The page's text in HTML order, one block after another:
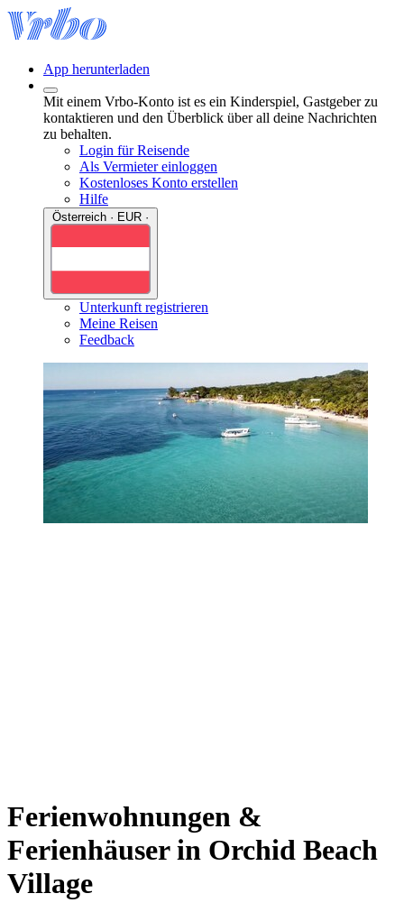
App herunterladen
Mit einem Vrbo-Konto ist es ein Kinderspiel, Gastgeber zu
kontaktieren und den Überblick über all deine Nachrichten
zu behalten.
Login für Reisende
Als Vermieter einloggen
Kostenloses Konto erstellen
Hilfe
Unterkunft registrieren
Meine Reisen
Feedback
Ferienwohnungen &
Ferienhäuser in Orchid Beach
Village